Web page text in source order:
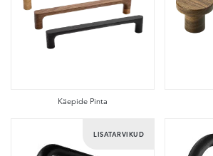
Käepide Pinta
LISATARVIKUD